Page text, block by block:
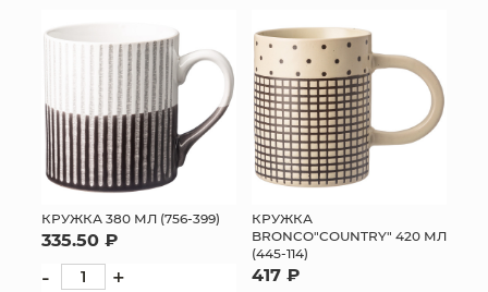
КРУЖКА 380 МЛ (756-399)
335.50 ₽
- +
КРУЖКА
BRONCO"COUNTRY" 420 МЛ
(445-114)
417 ₽